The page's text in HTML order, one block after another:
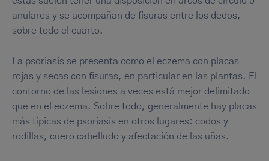
anulares y se acompañan de fisuras entre los dedos,
sobre todo el cuarto.
La psoriasis se presenta como el eczema con placas
rojas y secas con fisuras, en particular en las plantas. El
contorno de las lesiones a veces está mejor delimitado
que en el eczema. Sobre todo, generalmente hay placas
más típicas de psoriasis en otros lugares: codos y
rodillas, cuero cabelludo y afectación de las uñas.